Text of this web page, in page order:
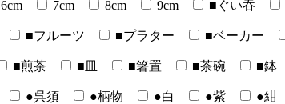
6cm 7cm 8cm 9cm ■ぐい吞
■フルーツ ■プラター ■ベーカー
■煎茶 ■皿 ■箸置 ■茶碗 ■鉢
●呉須 ●柄物 ●白 ●紫 ●紺